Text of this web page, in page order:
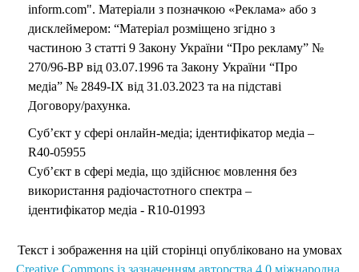
inform.com". Матеріали з позначкою «Реклама» або з
дисклеймером: “Матеріал розміщено згідно з
частиною 3 статті 9 Закону України “Про рекламу” №
270/96-ВР від 03.07.1996 та Закону України “Про
медіа” № 2849-IX від 31.03.2023 та на підставі
Договору/рахунка.
Суб’єкт у сфері онлайн-медіа; ідентифікатор медіа –
R40-05955
Суб’єкт в сфері медіа, що здійснює мовлення без
використання радіочастотного спектра –
ідентифікатор медіа - R10-01993
Текст і зображення на цій сторінці опубліковано на умовах
Creative Commons із зазначенням авторства 4.0 міжнародна.